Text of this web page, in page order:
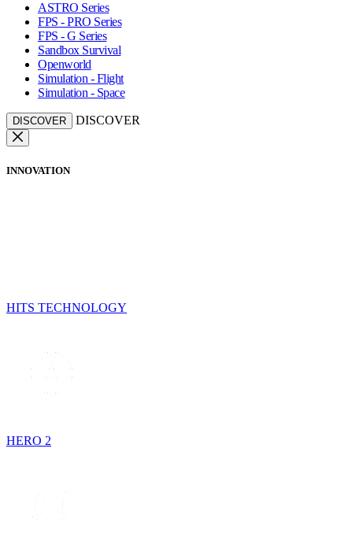
ASTRO Series
FPS - PRO Series
FPS - G Series
Sandbox Survival
Openworld
Simulation - Flight
Simulation - Space
DISCOVER DISCOVER
INNOVATION
HITS TECHNOLOGY
HERO 2